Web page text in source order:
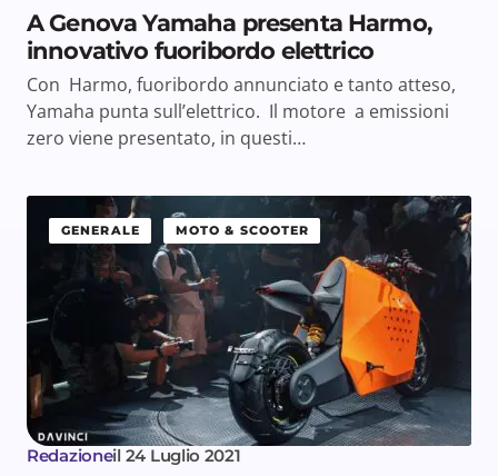
A Genova Yamaha presenta Harmo,
innovativo fuoribordo elettrico
Con Harmo, fuoribordo annunciato e tanto atteso,
Yamaha punta sull’elettrico. Il motore a emissioni
zero viene presentato, in questi…
GENERALE MOTO & SCOOTER
Redazioneil 24 Luglio 2021